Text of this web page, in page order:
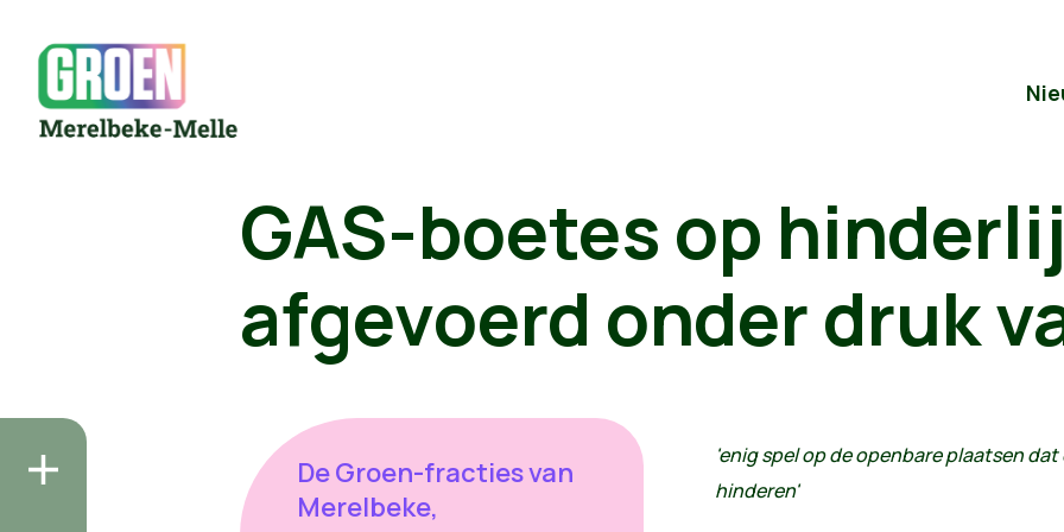
GAS-boetes op
afgevoerd onder druk
De Groen-fracties van
Merelbeke,
'enig spel op de openbare plaatsen
hinderen'